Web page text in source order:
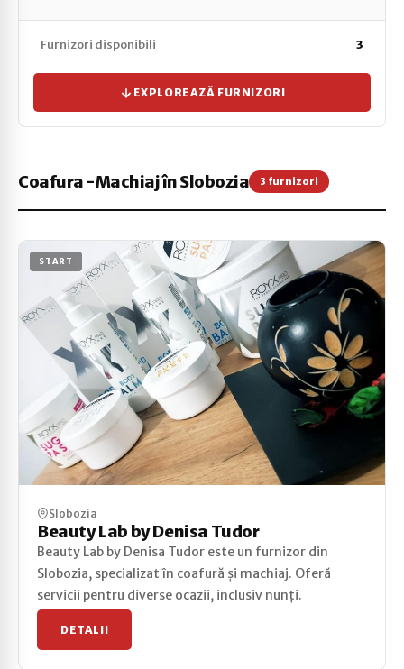
Furnizori disponibili 3
EXPLOREAZĂ FURNIZORI
Coafura -Machiaj în Slobozia 3 furnizori
START
Slobozia
Beauty Lab by Denisa Tudor
Beauty Lab by Denisa Tudor este un furnizor din
Slobozia, specializat în coafură și machiaj. Oferă
servicii pentru diverse ocazii, inclusiv nunți.
DETALII